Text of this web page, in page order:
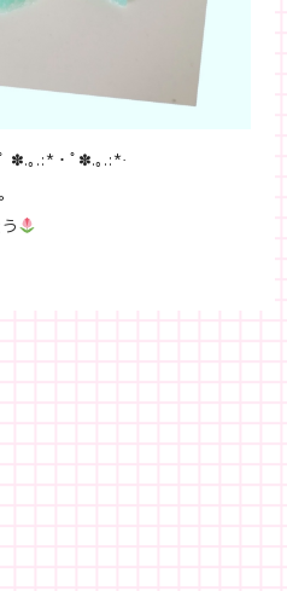
✽.｡.:*・ﾟ✽.｡.:*·
°